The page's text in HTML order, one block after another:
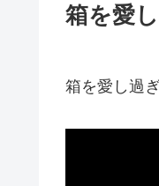
箱を愛
箱を愛し過